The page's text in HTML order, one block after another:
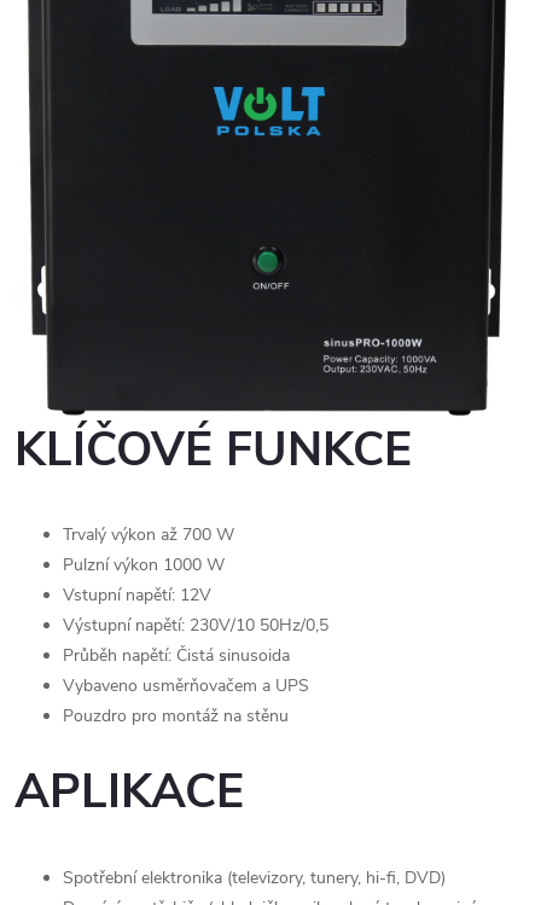
KLÍČOVÉ FUNKCE
Trvalý výkon až 700 W
Pulzní výkon 1000 W
Vstupní napětí: 12V
Výstupní napětí: 230V/10 50Hz/0,5
Průběh napětí: Čistá sinusoida
Vybaveno usměrňovačem a UPS
Pouzdro pro montáž na stěnu
APLIKACE
Spotřební elektronika (televizory, tunery, hi-fi, DVD)